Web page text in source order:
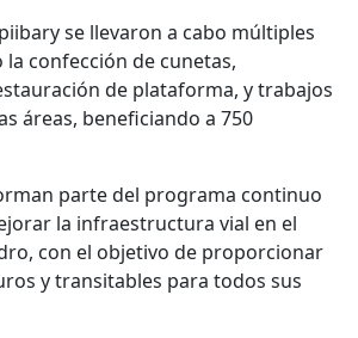
se llevaron a cabo múltiples
confección de cunetas,
de plataforma, y trabajos
áreas, beneficiando a 750
parte del programa continuo
la infraestructura vial en el
con el objetivo de proporcionar
y transitables para todos sus